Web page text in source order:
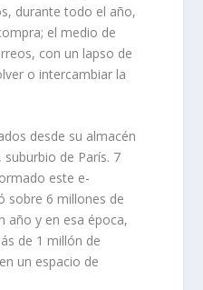
durante todo el año,
el medio de
con un lapso de
o intercambiar la
desde su almacén
suburbio de París. 7
este e-
sobre 6 millones de
año y en esa época,
de 1 millón de
un espacio de